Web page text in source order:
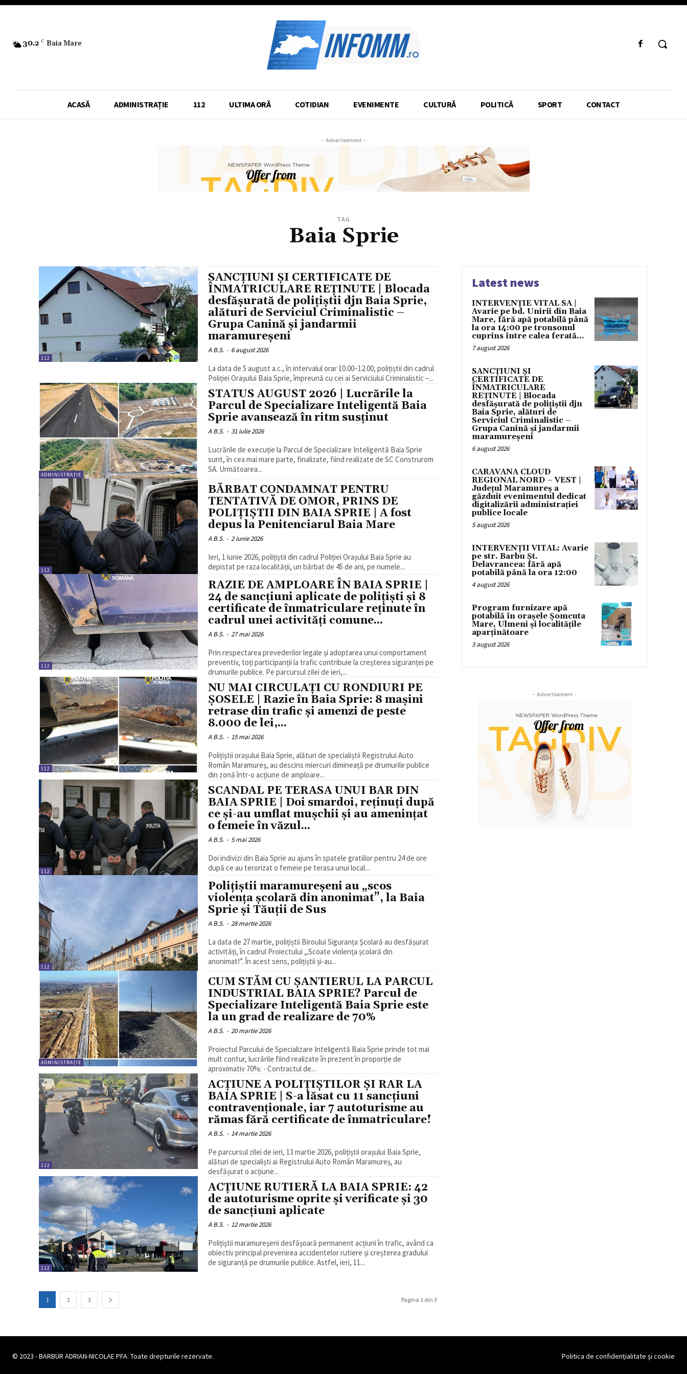
30.2 C Baia Mare
ACASĂ ADMINISTRAȚIE 112 ULTIMA ORĂ COTIDIAN EVENIMENTE CULTURĂ POLITICĂ SPORT CONTACT
- Advertisement -
TAG
Baia Sprie
112
SANCȚIUNI ȘI CERTIFICATE DE
ÎNMATRICULARE REȚINUTE | Blocada
desfășurată de polițiștii djn Baia Sprie,
alături de Serviciul Criminalistic –
Grupa Canină și jandarmii
maramureșeni
A B.S. - 6 august 2026
La data de 5 august a.c., în intervalul orar 10.00–12.00, polițiștii din cadrul
Poliției Orașului Baia Sprie, împreună cu cei ai Serviciului Criminalistic –...
ADMINISTRAȚIE
STATUS AUGUST 2026 | Lucrările la
Parcul de Specializare Inteligentă Baia
Sprie avansează în ritm susținut
A B.S. - 31 iulie 2026
Lucrările de execuție la Parcul de Specializare Inteligentă Baia Sprie
sunt, în cea mai mare parte, finalizate, fiind realizate de SC Construrom
SA. Următoarea...
112
BĂRBAT CONDAMNAT PENTRU
TENTATIVĂ DE OMOR, PRINS DE
POLIȚIȘTII DIN BAIA SPRIE | A fost
depus la Penitenciarul Baia Mare
A B.S. - 2 iunie 2026
Ieri, 1 iunie 2026, polițiștii din cadrul Poliției Orașului Baia Sprie au
depistat pe raza localității, un bărbat de 45 de ani, pe numele...
112
RAZIE DE AMPLOARE ÎN BAIA SPRIE |
24 de sancțiuni aplicate de polițiști și 8
certificate de înmatriculare reținute în
cadrul unei activități comune...
A B.S. - 27 mai 2026
Prin respectarea prevederilor legale și adoptarea unui comportament
preventiv, toți participanții la trafic contribuie la creșterea siguranței pe
drumurile publice. Pe parcursul zilei de ieri,...
112
NU MAI CIRCULAȚI CU RONDIURI PE
ȘOSELE | Razie în Baia Sprie: 8 mașini
retrase din trafic și amenzi de peste
8.000 de lei,...
A B.S. - 15 mai 2026
Polițiștii orașului Baia Sprie, alături de specialiștii Registrului Auto
Român Maramureș, au descins miercuri dimineață pe drumurile publice
din zonă într-o acțiune de amploare...
112
SCANDAL PE TERASA UNUI BAR DIN
BAIA SPRIE | Doi smardoi, reținuți după
ce și-au umflat mușchii și au amenințat
o femeie în văzul...
A B.S. - 5 mai 2026
Doi indivizi din Baia Sprie au ajuns în spatele gratiilor pentru 24 de ore
după ce au terorizat o femeie pe terasa unui local...
112
Polițiștii maramureșeni au „scos
violența școlară din anonimat”, la Baia
Sprie și Tăuții de Sus
A B.S. - 28 martie 2026
La data de 27 martie, polițiștii Biroului Siguranța Școlară au desfășurat
activități, în cadrul Proiectului ,,Scoate violența școlară din
anonimat!”. În acest sens, polițiștii și-au...
ADMINISTRAȚIE
CUM STĂM CU ȘANTIERUL LA PARCUL
INDUSTRIAL BAIA SPRIE? Parcul de
Specializare Inteligentă Baia Sprie este
la un grad de realizare de 70%
A B.S. - 20 martie 2026
Proiectul Parcului de Specializare Inteligentă Baia Sprie prinde tot mai
mult contur, lucrările fiind realizate în prezent în proporție de
aproximativ 70%: - Contractul de...
112
ACȚIUNE A POLIȚIȘTILOR ȘI RAR LA
BAIA SPRIE | S-a lăsat cu 11 sancțiuni
contravenționale, iar 7 autoturisme au
rămas fără certificate de înmatriculare!
A B.S. - 14 martie 2026
Pe parcursul zilei de ieri, 13 martie 2026, polițiștii orașului Baia Sprie,
alături de specialiști ai Registrului Auto Român Maramureș, au
desfășurat o acțiune...
112
ACȚIUNE RUTIERĂ LA BAIA SPRIE: 42
de autoturisme oprite și verificate și 30
de sancțiuni aplicate
A B.S. - 12 martie 2026
Polițiștii maramureșeni desfășoară permanent acțiuni în trafic, având ca
obiectiv principal prevenirea accidentelor rutiere și creșterea gradului
de siguranță pe drumurile publice. Astfel, ieri, 11...
1 2 3 Pagina 1 din 3
Latest news
INTERVENȚIE VITAL SA |
Avarie pe bd. Unirii din Baia
Mare, fără apă potabilă până
la ora 14:00 pe tronsonul
cuprins între calea ferată...
7 august 2026
SANCȚIUNI ȘI
CERTIFICATE DE
ÎNMATRICULARE
REȚINUTE | Blocada
desfășurată de polițiștii djn
Baia Sprie, alături de
Serviciul Criminalistic –
Grupa Canină și jandarmii
maramureșeni
6 august 2026
CARAVANA CLOUD
REGIONAL NORD – VEST |
Județul Maramureș a
găzduit evenimentul dedicat
digitalizării administrației
publice locale
5 august 2026
INTERVENȚII VITAL: Avarie
pe str. Barbu Șt.
Delavrancea: fără apă
potabilă până la ora 12:00
4 august 2026
Program furnizare apă
potabilă în orașele Șomcuta
Mare, Ulmeni și localitățile
aparținătoare
3 august 2026
- Advertisement -
© 2023 - BARBUR ADRIAN-NICOLAE PFA. Toate drepturile rezervate. Politica de confidențialitate și cookie